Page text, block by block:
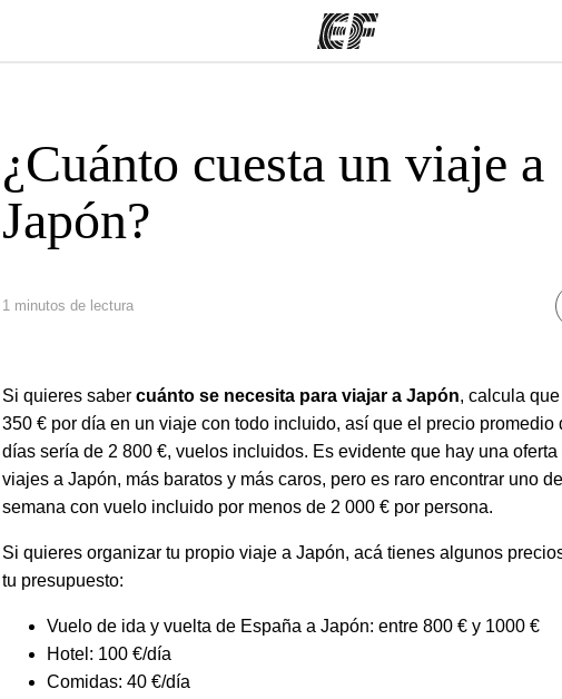
Programas
Ver todo lo que hacemos
Oficinas
Encuentra una oficina
¿Cuánto cuesta un viaje a
Japón?
1 minutos de lectura
Si quieres saber cuánto se necesita para viajar a Japón, calcula
350 € por día en un viaje con todo incluido, así que el precio promedio
días sería de 2 800 €, vuelos incluidos. Es evidente que hay una oferta
viajes a Japón, más baratos y más caros, pero es raro encontrar uno
semana con vuelo incluido por menos de 2 000 € por persona.
Si quieres organizar tu propio viaje a Japón, acá tienes algunos
tu presupuesto:
Vuelo de ida y vuelta de España a Japón: entre 800 € y 1000 €
Hotel: 100 €/día
Comidas: 40 €/día